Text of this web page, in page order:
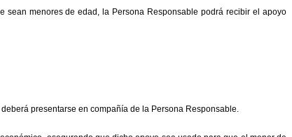
sean menores de edad, la Persona Responsable podrá recibir el apoyo
presentarse en compañía de la Persona Responsable.